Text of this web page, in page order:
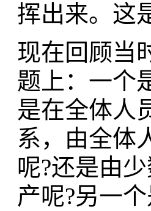
挥出来。这
现在回顾当
题上：一个
是在全体人
系，由全体
呢?还是由
产呢?另一